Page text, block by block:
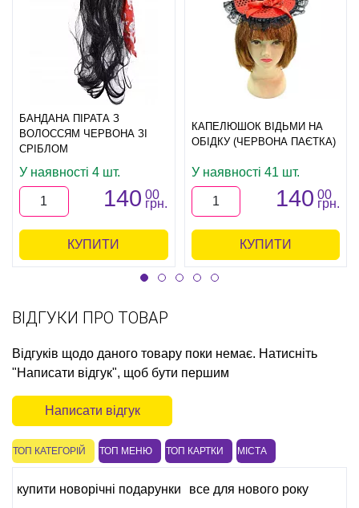
БАНДАНА ПІРАТА З
ВОЛОССЯМ ЧЕРВОНА ЗІ
СРІБЛОМ
У наявності 4 шт.
140 00
грн.
КУПИТИ
КАПЕЛЮШОК ВІДЬМИ НА
ОБІДКУ (ЧЕРВОНА ПАЄТКА)
У наявності 41 шт.
140 00
грн.
КУПИТИ
ВІДГУКИ ПРО ТОВАР
Відгуків щодо даного товару поки немає. Натисніть
"Написати відгук", щоб бути першим
Написати відгук
ТОП КАТЕГОРІЙ ТОП МЕНЮ ТОП КАРТКИ МІСТА
купити новорічні подарунки
все для нового року